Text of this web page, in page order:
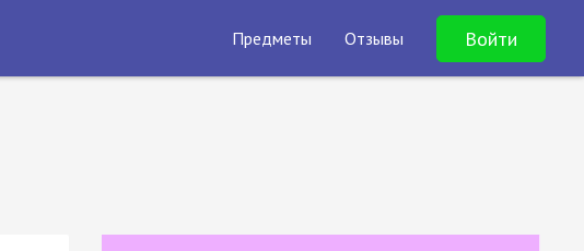
Предметы Отзывы Войти